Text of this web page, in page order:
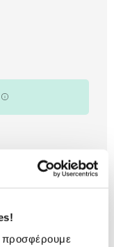
προσφέρουμε
Πληροφορίες
Smartwatch